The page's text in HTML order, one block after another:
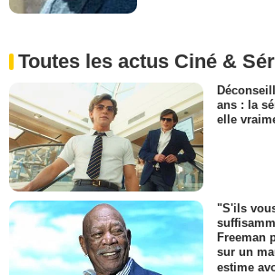
Toutes les actus Ciné &
ans : la
elle
"S'ils
Freeman
sur un
estime